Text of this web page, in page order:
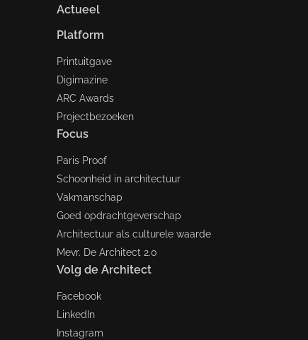
Actueel
Platform
Printuitgave
Digimazine
ARC Awards
Projectbezoeken
Focus
Paris Proof
Schoonheid in architectuur
Vakmanschap
Goed opdrachtgeverschap
Architectuur als culturele waarde
Mevr. De Architect 2.0
Volg de Architect
Facebook
LinkedIn
Instagram